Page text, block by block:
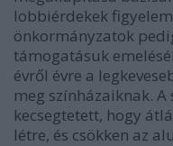
lobbiérdekek
önkormányzatok
támogatásuk
évről évre a
meg színházaiknak.
kecsegtetett, hogy
létre, és csökken az